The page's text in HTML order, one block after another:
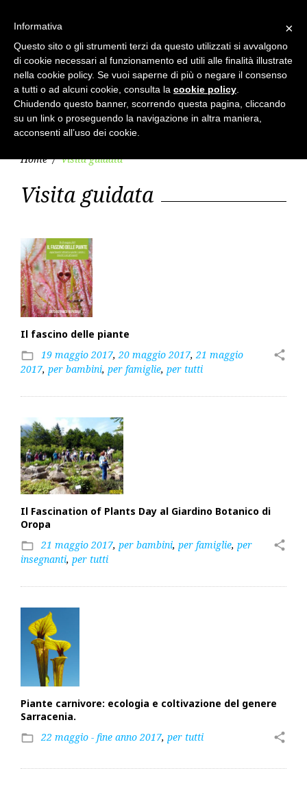
Cerca
per:
menu
Home / Visita guidata
Visita
guidata
Visita guidata
Il fascino delle piante
folder_open 19 maggio 2017, 20 maggio 2017, 21 maggio
2017, per bambini, per famiglie, per tutti
share
Il Fascination of Plants Day al Giardino Botanico di
Oropa
folder_open 21 maggio 2017, per bambini, per famiglie, per
insegnanti, per tutti
share
Piante carnivore: ecologia e coltivazione del genere
Sarracenia.
folder_open 22 maggio - fine anno 2017, per tutti share
×
Informativa
Questo sito o gli strumenti terzi da questo utilizzati si avvalgono
di cookie necessari al funzionamento ed utili alle finalità illustrate
nella cookie policy. Se vuoi saperne di più o negare il consenso
a tutti o ad alcuni cookie, consulta la cookie policy
Chiudendo questo banner, scorrendo questa pagina, cliccando
su un link o proseguendo la navigazione in altra maniera,
acconsenti all’uso dei cookie.